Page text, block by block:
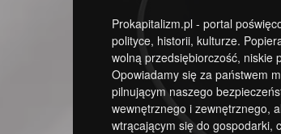
Prokapitalizm.pl - portal
polityce, historii, kulturze.
wolną przedsiębiorczość, niskie
Opowiadamy się za państwem
pilnującym naszego
wewnętrznego i zewnętrznego,
wtrącającym się do gospodarki,